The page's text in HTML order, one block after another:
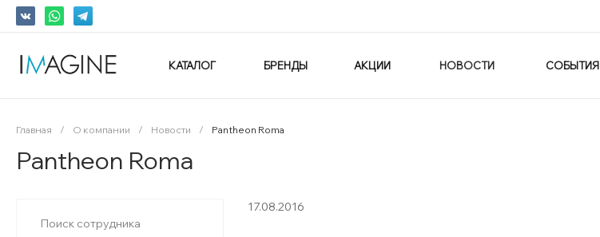
КАТАЛОГ БРЕНДЫ АКЦИИ НОВОСТИ СОБЫТИЯ
Главная / О компании / Новости / Pantheon Roma
Pantheon Roma
Поиск сотрудника
17.08.2016